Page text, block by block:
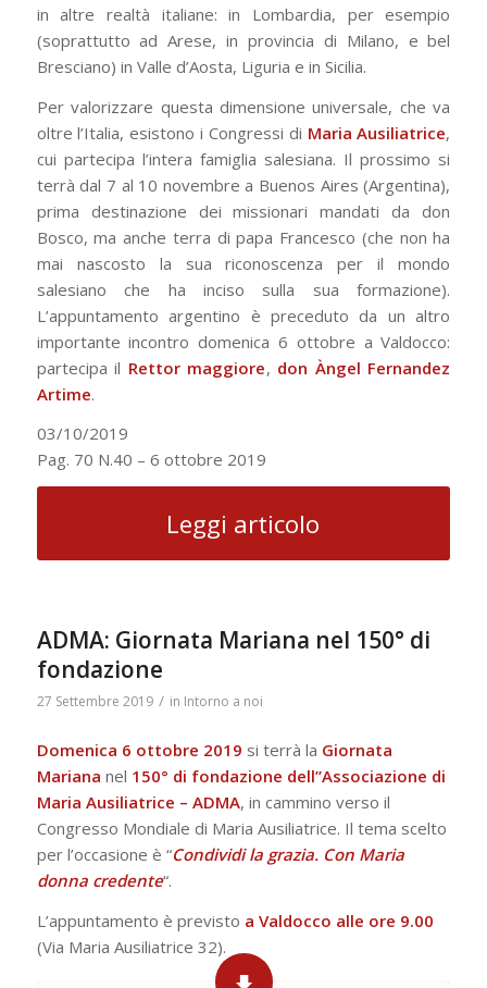
in altre realtà italiane: in Lombardia, per esempio
(soprattutto ad Arese, in provincia di Milano, e bel
Bresciano) in Valle d’Aosta, Liguria e in Sicilia.
Per valorizzare questa dimensione universale, che va
oltre l’Italia, esistono i Congressi di Maria Ausiliatrice,
cui partecipa l’intera famiglia salesiana. Il prossimo si
terrà dal 7 al 10 novembre a Buenos Aires (Argentina),
prima destinazione dei missionari mandati da don
Bosco, ma anche terra di papa Francesco (che non ha
mai nascosto la sua riconoscenza per il mondo
salesiano che ha inciso sulla sua formazione).
L’appuntamento argentino è preceduto da un altro
importante incontro domenica 6 ottobre a Valdocco:
partecipa il Rettor maggiore, don Àngel Fernandez
Artime.
03/10/2019
Pag. 70 N.40 – 6 ottobre 2019
Leggi articolo
ADMA: Giornata Mariana nel 150° di
fondazione
27 Settembre 2019 / in Intorno a noi
Domenica 6 ottobre 2019 si terrà la Giornata
Mariana nel 150° di fondazione dell”Associazione di
Maria Ausiliatrice – ADMA, in cammino verso il
Congresso Mondiale di Maria Ausiliatrice. Il tema scelto
per l’occasione è “Condividi la grazia. Con Maria
donna credente“.
L’appuntamento è previsto a Valdocco alle ore 9.00
(Via Maria Ausiliatrice 32).